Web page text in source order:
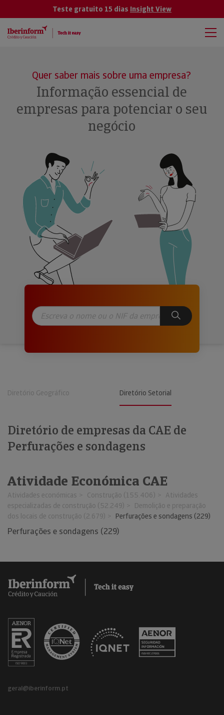
Teste gratuito 15 dias Insight View
Quer saber mais sobre uma empresa?
Informação essencial de
empresas para potenciar o seu
negócio
Diretório Geográfico Diretório Setorial
Diretório de empresas da CAE de
Perfurações e sondagens
Atividade Económica CAE
Atividades económicas Construção (155.406)
Atividades
especializadas de construção (52.249)
Demolição e preparação
dos locais de construção (2.679)
Perfurações e sondagens (229)
Perfurações e sondagens (229)
geral@iberinform.pt